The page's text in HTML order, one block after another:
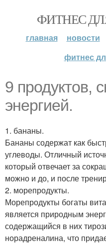
ФИТНЕС
главная новости
фитнес
9 продуктов,
энергией.
1. бананы.
Бананы содержат как
углеводы. Отличный
который отвечает за
можно и до, и после
2. морепродукты.
Морепродукты богаты
является природным
содержащийся в них
норадреналина, что